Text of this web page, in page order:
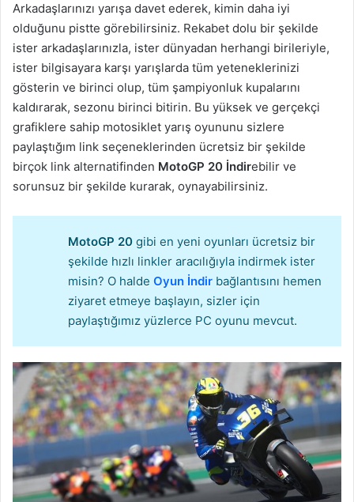
Arkadaşlarınızı yarışa davet ederek, kimin daha iyi
olduğunu pistte görebilirsiniz. Rekabet dolu bir şekilde
ister arkadaşlarınızla, ister dünyadan herhangi birileriyle,
ister bilgisayara karşı yarışlarda tüm yeteneklerinizi
gösterin ve birinci olup, tüm şampiyonluk kupalarını
kaldırarak, sezonu birinci bitirin. Bu yüksek ve gerçekçi
grafiklere sahip motosiklet yarış oyununu sizlere
paylaştığım link seçeneklerinden ücretsiz bir şekilde
birçok link alternatifinden MotoGP 20 İndirebilir ve
sorunsuz bir şekilde kurarak, oynayabilirsiniz.
MotoGP 20 gibi en yeni oyunları ücretsiz bir
şekilde hızlı linkler aracılığıyla indirmek ister
misin? O halde Oyun İndir bağlantısını hemen
ziyaret etmeye başlayın, sizler için
paylaştığımız yüzlerce PC oyunu mevcut.